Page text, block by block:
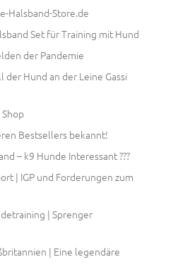
Halsband-Store.de
Set für Training mit Hund
der Pandemie
Hund an der Leine Gassi
Bestsellers bekannt!
– k9 Hunde Interessant ???
| IGP und Forderungen zum
| Sprenger
| Eine legendäre